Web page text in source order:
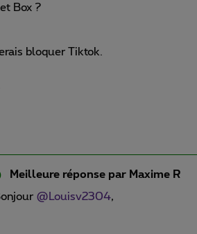
Box ?
bloquer Tiktok.
Meilleure réponse par Maxime R
@Louisv2304,